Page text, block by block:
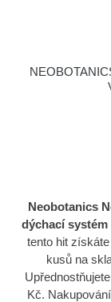
Neobotanics
dýchací systém
tento hit
kusů na
Kč.